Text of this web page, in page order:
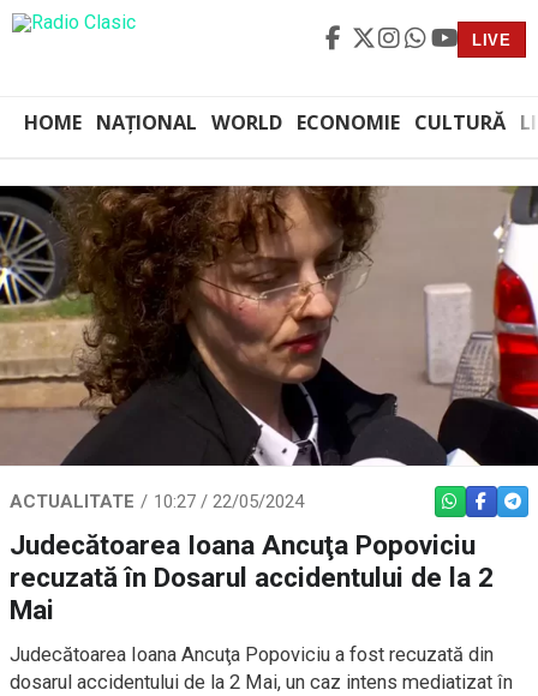
LIVE
HOME NAȚIONAL WORLD ECONOMIE CULTURĂ
ACTUALITATE 10:27 / 22/05/2024 WHATSAPP
Judecătoarea Ioana Ancuţa Popoviciu
recuzată în Dosarul accidentului de la 2
Mai
Judecătoarea Ioana Ancuţa Popoviciu a fost recuzată din
dosarul accidentului de la 2 Mai, un caz intens mediatizat în